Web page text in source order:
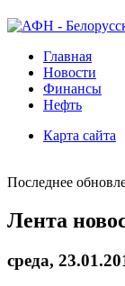
Главная
Новости
Финансы
Нефть
Карта сайта
Последнее
Лента
среда,